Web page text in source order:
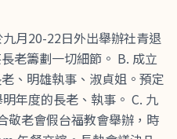
月20-22日外出舉辦社青退
老籌劃一切細節。 B. 成立
、明雄執事、淑貞姐。預定
年度的長老、執事。 C. 九
敬老會假台福教會舉辦，時